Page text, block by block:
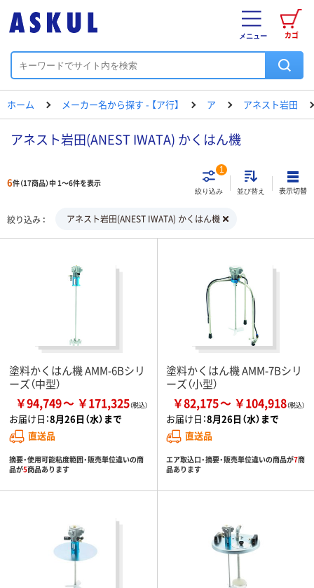
カゴ
メニュー
ホーム メーカー名から探す - 【ア行】 ア アネスト岩田
アネスト岩田(ANEST IWATA) かくはん機
6件（17商品）中 1～6件を表示
絞り込み
1
並び替え 表示切替
絞り込み アネスト岩田(ANEST IWATA) かくはん機
塗料かくはん機 AMM-6Bシリ
ーズ（中型）
￥94,749 ￥171,325
お届け日：8月26日（水）まで
直送品
摘要・使用可能粘度範囲・販売単位違いの商
品が5商品あります
塗料かくはん機 AMM-7Bシリ
ーズ（小型）
￥82,175 ￥104,918
お届け日：8月26日（水）まで
直送品
エア取込口・摘要・販売単位違いの商品が7商
品あります